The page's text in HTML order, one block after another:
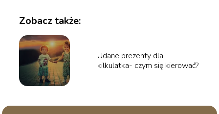
Zobacz także:
Udane prezenty dla
kilkulatka- czym się kierować?